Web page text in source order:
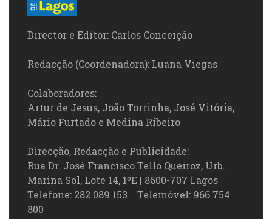
Director e Editor: Carlos Conceição
Redacção (Coordenadora): Luana Viegas
Colaboradores:
Artur de Jesus, João Torrinha, José Vitória,
Mário Furtado e Medina Ribeiro
Direcção, Redacção e Publicidade:
Rua Dr. José Francisco Tello Queiroz, Urb.
Marina Sol, Lote 14, 1ºE | 8600-707 Lagos
Telefone: 282 089 153 Telemóvel: 966 754
800